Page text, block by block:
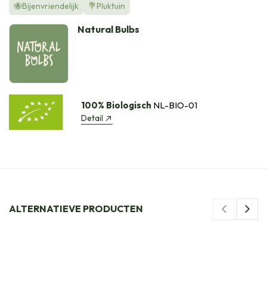
🐝Bijenvriendelijk 💐Pluktuin
Natural Bulbs
100% Biologisch NL-BIO-01
Detail
ALTERNATIEVE PRODUCTEN